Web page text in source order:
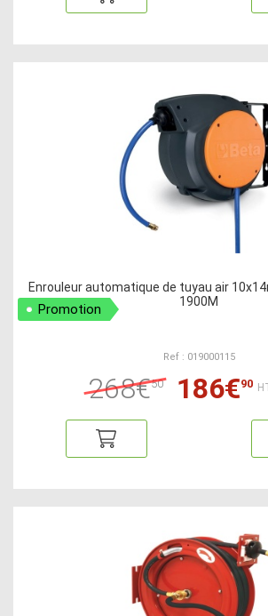
Enrouleur automatique de tuyau air
1900M
Promotion
Ref : 019000115
268€50 186€90